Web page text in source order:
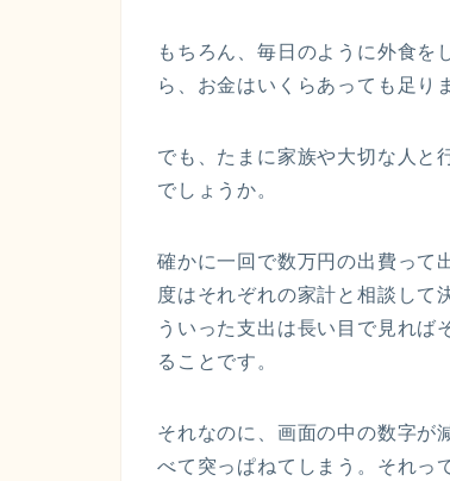
もちろん、毎日のように外食を
ら、お金はいくらあっても足り
でも、たまに家族や大切な人と
でしょうか。
確かに一回で数万円の出費って
度はそれぞれの家計と相談して
ういった支出は長い目で見れば
ることです。
それなのに、画面の中の数字が
べて突っぱねてしまう。それっ